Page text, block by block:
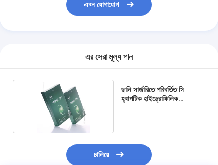
এখন যোগাযোগ
এর সেরা মূল্য পান
ছানি সার্জারিতে পরিবর্তিত সি
হ্যাপটিক হাইড্রোফিলিক
চালিয়ে